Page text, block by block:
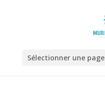
Sélectionner une page